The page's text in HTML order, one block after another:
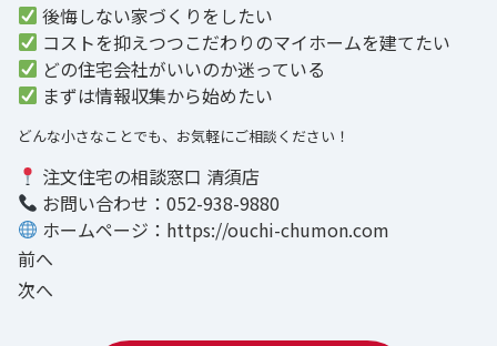
後悔しない家づくりをしたい
コストを抑えつつこだわりのマイホームを建てたい
どの住宅会社がいいのか迷っている
まずは情報収集から始めたい
どんな小さなことでも、お気軽にご相談ください！
注文住宅の相談窓口 清須店
お問い合わせ：052-938-9880
ホームページ： https://ouchi-chumon.com
前へ
次へ